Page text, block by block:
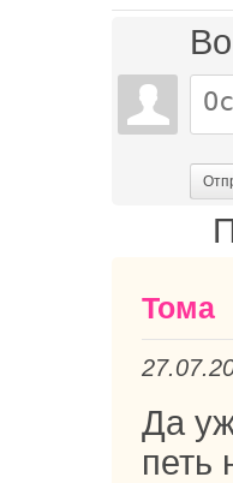
Тома
Да
петь